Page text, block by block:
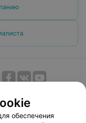
договор
Способы оплаты
обеспечения